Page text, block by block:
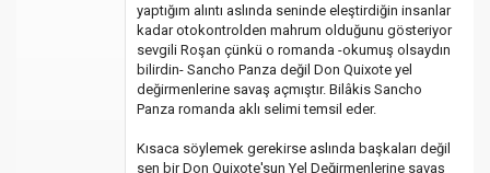
yaptığım alıntı aslında seninde eleştirdiğin insanlar
kadar otokontrolden mahrum olduğunu gösteriyor
sevgili Roşan çünkü o romanda -okumuş olsaydın
bilirdin- Sancho Panza değil Don Quixote yel
değirmenlerine savaş açmıştır. Bilâkis Sancho
Panza romanda aklı selimi temsil eder.
Kısaca söylemek gerekirse aslında başkaları değil
sen bir Don Quixote'sun Yel Değirmenlerine savaş